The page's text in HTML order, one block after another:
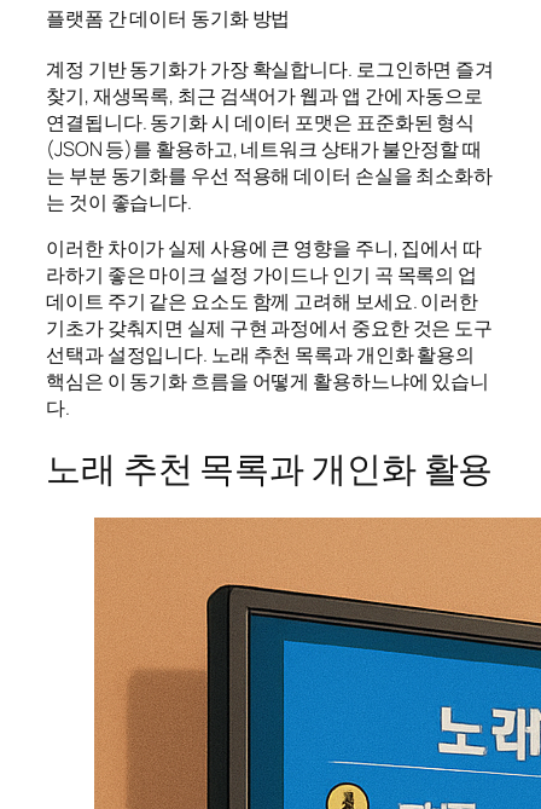
플랫폼 간 데이터 동기화 방법
계정 기반 동기화가 가장 확실합니다. 로그인하면 즐겨
찾기, 재생목록, 최근 검색어가 웹과 앱 간에 자동으로
연결됩니다. 동기화 시 데이터 포맷은 표준화된 형식
(JSON 등)를 활용하고, 네트워크 상태가 불안정할 때
는 부분 동기화를 우선 적용해 데이터 손실을 최소화하
는 것이 좋습니다.
이러한 차이가 실제 사용에 큰 영향을 주니, 집에서 따
라하기 좋은 마이크 설정 가이드나 인기 곡 목록의 업
데이트 주기 같은 요소도 함께 고려해 보세요. 이러한
기초가 갖춰지면 실제 구현 과정에서 중요한 것은 도구
선택과 설정입니다. 노래 추천 목록과 개인화 활용의
핵심은 이 동기화 흐름을 어떻게 활용하느냐에 있습니
다.
노래 추천 목록과 개인화 활용